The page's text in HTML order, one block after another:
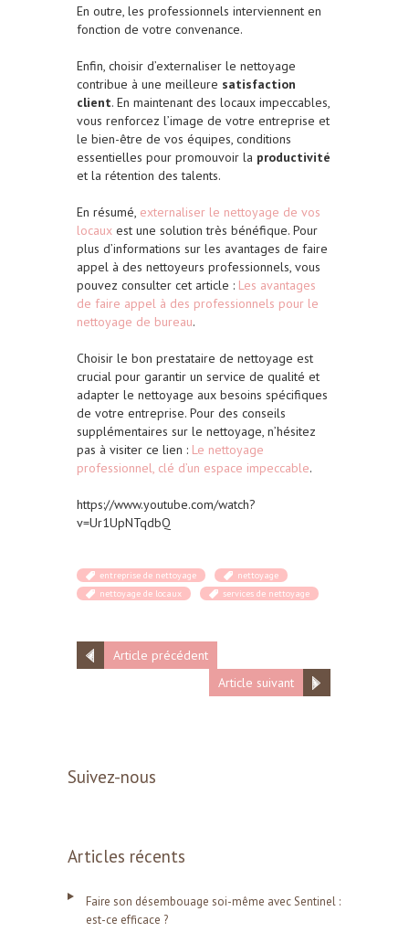
En outre, les professionnels interviennent en
fonction de votre convenance.
Enfin, choisir d’externaliser le nettoyage
contribue à une meilleure satisfaction
client. En maintenant des locaux impeccables,
vous renforcez l’image de votre entreprise et
le bien-être de vos équipes, conditions
essentielles pour promouvoir la productivité
et la rétention des talents.
En résumé, externaliser le nettoyage de vos
locaux est une solution très bénéfique. Pour
plus d’informations sur les avantages de faire
appel à des nettoyeurs professionnels, vous
pouvez consulter cet article : Les avantages
de faire appel à des professionnels pour le
nettoyage de bureau.
Choisir le bon prestataire de nettoyage est
crucial pour garantir un service de qualité et
adapter le nettoyage aux besoins spécifiques
de votre entreprise. Pour des conseils
supplémentaires sur le nettoyage, n’hésitez
pas à visiter ce lien : Le nettoyage
professionnel, clé d’un espace impeccable.
https://www.youtube.com/watch?
v=Ur1UpNTqdbQ
entreprise de nettoyage
nettoyage
nettoyage de locaux
services de nettoyage
Article précédent
Article suivant
Suivez-nous
Articles récents
Faire son désembouage soi-même avec Sentinel :
est-ce efficace ?